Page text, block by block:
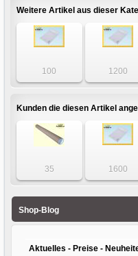
Weitere Artikel aus dieser
100
Luftpolstertaschen
weiß
1200
weiß
Kunden die diesen Artikel
35
Versandhülsen
Versandrohre
1600
Shop-Blog
Aktuelles - Preise -